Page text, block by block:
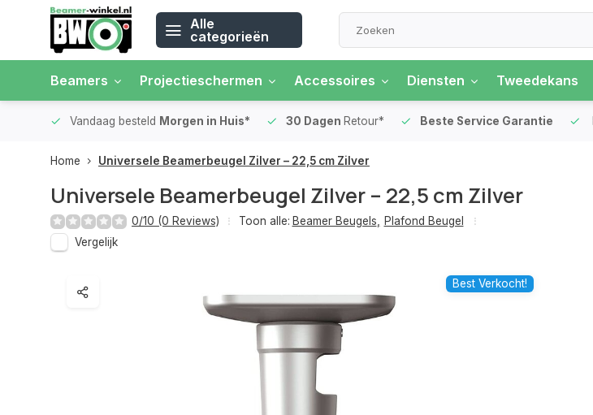
Alle
categorieën
Beamers Projectieschermen Accessoires Diensten Tweedekans
Vandaag besteld Morgen in Huis* 30 Dagen Retour* Beste Service Garantie
Home Universele Beamerbeugel Zilver – 22,5 cm Zilver
Universele Beamerbeugel Zilver – 22,5 cm Zilver
0/10 (0 Reviews) Toon alle: Beamer Beugels
Plafond Beugel
Vergelijk
Best Verkocht!